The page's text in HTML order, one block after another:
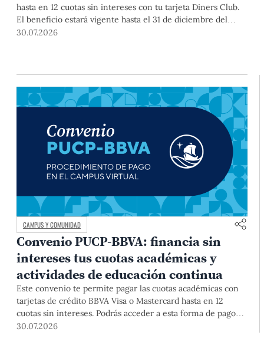
hasta en 12 cuotas sin intereses con tu tarjeta Diners Club.
El beneficio estará vigente hasta el 31 de diciembre del
2026 para pregrado y posgrado, así como para deudas de
30.07.2026
CAMPUS Y COMUNIDAD
Convenio PUCP-BBVA: financia sin
intereses tus cuotas académicas y
actividades de educación continua
Este convenio te permite pagar las cuotas académicas con
tarjetas de crédito BBVA Visa o Mastercard hasta en 12
cuotas sin intereses. Podrás acceder a esta forma de pago
hasta el 31 de diciembre del 2026 para pregrado y posgrado,
30.07.2026